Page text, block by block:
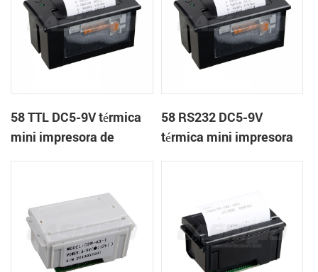
58 TTL DC5-9V térmica
mini impresora de
58 RS232 DC5-9V
térmica mini impresora